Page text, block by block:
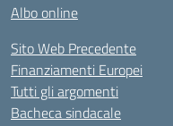
Albo online
Sito Web Precedente
Finanziamenti Europei
Tutti gli argomenti
Bacheca sindacale